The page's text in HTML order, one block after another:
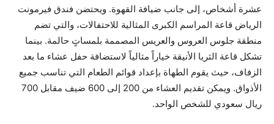
عشرة أشخاص، إلى جانب ضيافة القهوة. ويحتضن فندق فيرمونت
الرياض قاعة المراسم الكبرى المثالية للاحتفالات، والتي تضم
منطقة جلوس العروس والعريس المصممة بلمساتٍ حالمة. بينما
تشكل قاعة الثريا الأنيقة خياراً مثالياً لاستضافة حفل عشاء ما بعد
الزفاف، حيث يقوم الطهاة بإعداد قوائم الطعام التي تناسب جميع
الأذواق. ويمكن تقديم العشاء من 200 إلى 600 ضيف مقابل 700
ريال سعودي للشخص الواحد.